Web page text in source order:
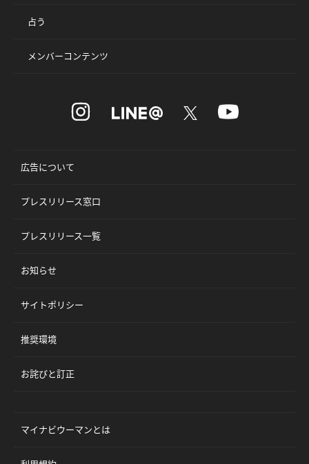
占う
メンバーコンテンツ
広告について
プレスリリース窓口
プレスリリース一覧
お知らせ
サイトポリシー
推奨環境
お詫びと訂正
マイナビウーマンとは